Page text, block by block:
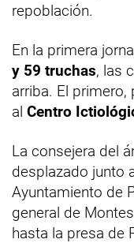
repoblación.
En la primera
y 59 truchas, las
arriba. El
al Centro
La consejera del
desplazado junto
Ayuntamiento de
general de
hasta la presa de